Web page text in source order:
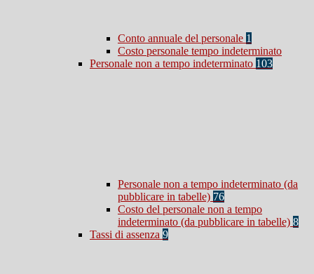
Conto annuale del personale 1
Costo personale tempo indeterminato
Personale non a tempo indeterminato 103
Personale non a tempo indeterminato (da
pubblicare in tabelle) 76
Costo del personale non a tempo
indeterminato (da pubblicare in tabelle) 8
Tassi di assenza 9